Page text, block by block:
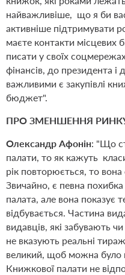
найважливіше, що я би
активніше підтримувати
маєте контакти місцевих
писати у своїх
фінансів, до президента і
важливими є закупівлі
бюджет".
ПРО ЗМЕНШЕННЯ
Олександр Афонін: "Що
палати, то як кажуть
рік повторюється, то
Звичайно, є певна
палата, але вона показує
відбувається. Частина
видавців, які забувають
не вказують реальні
великий, щоб можна було
Книжкової палати не